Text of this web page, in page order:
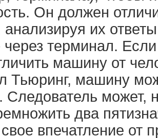
Он должен
анализируя их
терминал.
машину от
Тьюринг, машину
Следователь может,
два
впечатление от